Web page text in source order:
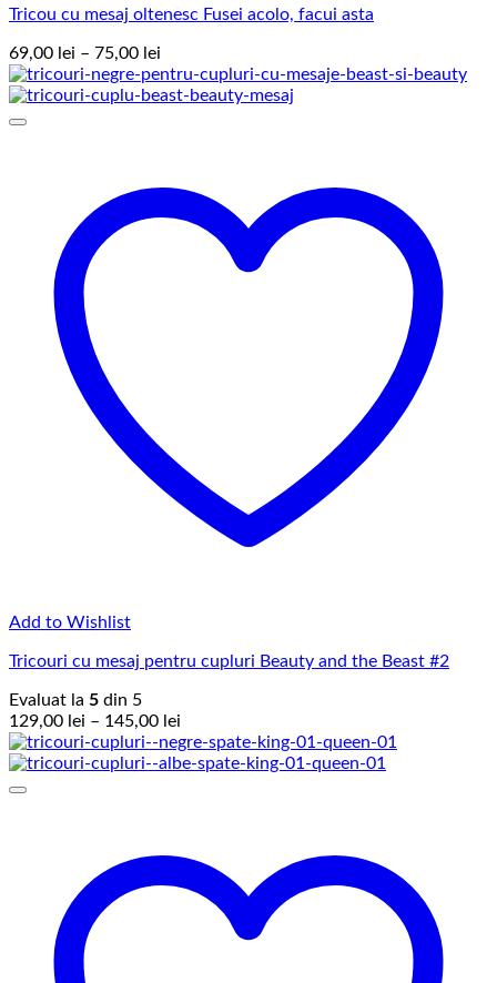
Tricou cu mesaj oltenesc Fusei acolo, facui asta
69,00 lei – 75,00 lei
de
prețuri:
Add to Wishlist
Tricouri cu mesaj pentru cupluri Beauty and the Beast #2
Evaluat la 5 din 5
129,00 lei – 145,00 lei
de
prețuri: